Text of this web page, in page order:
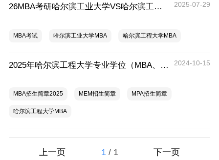
26MBA考研哈尔滨工业大学VS哈尔滨工程大学 2025-07-29
MBA考试 哈尔滨工业大学MBA 哈尔滨工程大学MBA
2025年哈尔滨工程大学专业学位（MBA、MPA、MEM）研究生招生简章 2024-10-15
MBA招生简章2025 MEM招生简章 MPA招生简章
哈尔滨工程大学MBA
上一页 1 / 1 下一页